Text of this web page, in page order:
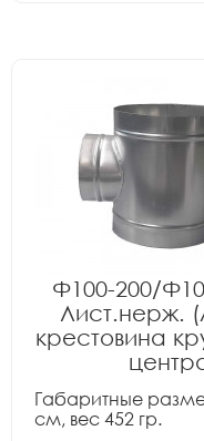
Ф100-200/
Лист.нерж.
крестовина
Габаритные
см, вес 452 гр.